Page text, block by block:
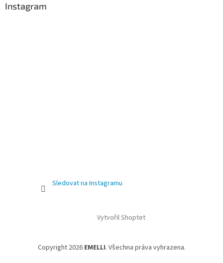
Instagram
Sledovat na Instagramu
Vytvořil Shoptet
Copyright 2026 EMELLI. Všechna práva vyhrazena.